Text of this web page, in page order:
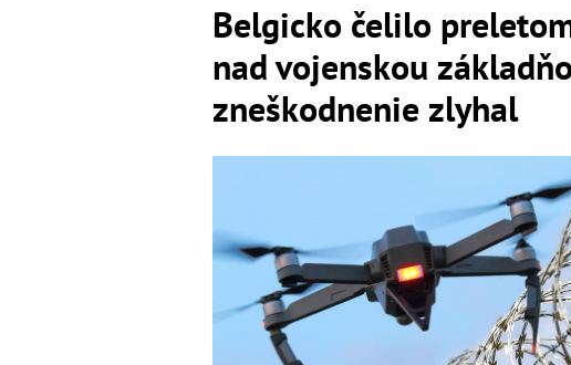
Belgicko čelilo
nad vojenskou
zneškodnenie zlyhal